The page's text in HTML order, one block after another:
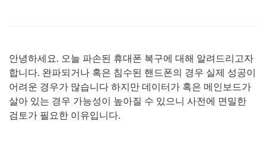
안녕하세요. 오늘 파손된 휴대폰 복구에 대해 알려드리고자
합니다. 완파되거나 혹은 침수된 핸드폰의 경우 실제 성공이
어려운 경우가 많습니다 하지만 데이터가 혹은 메인보드가
살아 있는 경우 가능성이 높아질 수 있으니 사전에 면밀한
검토가 필요한 이유입니다.